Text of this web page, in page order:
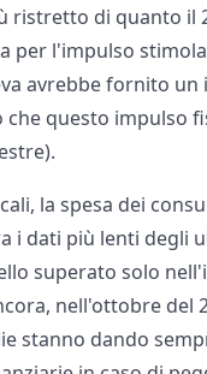
ristretto di quanto
per l'impulso
avrebbe fornito
questo impulso
la spesa dei
i dati più lenti degli
superato solo
nell'ottobre del
stanno dando